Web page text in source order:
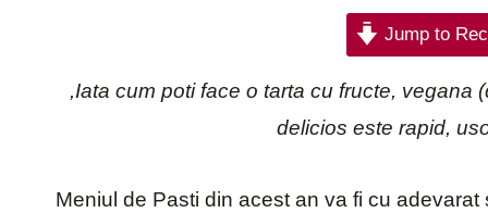
Jump to
,Iata cum poti face o tarta cu fructe, vegana
delicios este rapid,
Meniul de Pasti din acest an va fi cu